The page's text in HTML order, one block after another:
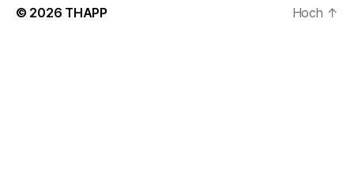
© 2026 THAPP Hoch ↑